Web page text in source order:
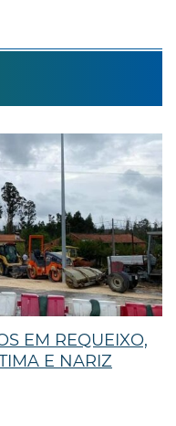
EM REQUEIXO,
E NARIZ